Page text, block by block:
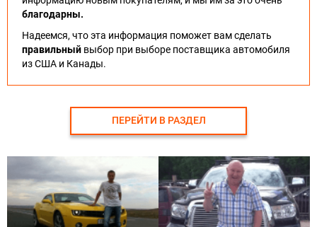
благодарны.
Надеемся, что эта информация поможет вам сделать
правильный выбор при выборе поставщика автомобиля
из США и Канады.
ПЕРЕЙТИ В РАЗДЕЛ